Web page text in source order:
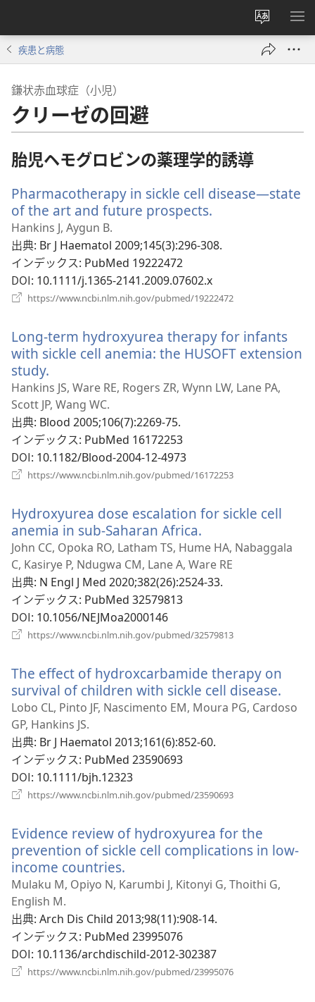
サ
イ
ト
を
メ
を
疾患と病態
鎌状赤血球症（小児）
クリーゼの回避
胎児ヘモグロビンの薬理学的誘導
Pharmacotherapy in sickle cell disease—state
of the art and future prospects.
い
で
く）
Hankins J, Aygun B.
出典‎: Br J Haematol 2009;145(3):296-308.
インデックス‎: PubMed 19222472
DOI‎: 10.1111/j.1365-2141.2009.07602.x
https://www.ncbi.nlm.nih.gov/pubmed/19222472
タ
ブ
で
く）
Long-term hydroxyurea therapy for infants
with sickle cell anemia: the HUSOFT extension
study.
し
い
タ
ブ
で
開
Hankins JS, Ware RE, Rogers ZR, Wynn LW, Lane PA,
Scott JP, Wang WC.
出典‎: Blood 2005;106(7):2269-75.
インデックス‎: PubMed 16172253
DOI‎: 10.1182/Blood-2004-12-4973
https://www.ncbi.nlm.nih.gov/pubmed/16172253
タ
開
Hydroxyurea dose escalation for sickle cell
anemia in sub-Saharan Africa.
し
い
タ
開
John CC, Opoka RO, Latham TS, Hume HA, Nabaggala
C, Kasirye P, Ndugwa CM, Lane A, Ware RE
出典‎: N Engl J Med 2020;382(26):2524-33.
インデックス‎: PubMed 32579813
DOI‎: 10.1056/NEJMoa2000146
https://www.ncbi.nlm.nih.gov/pubmed/32579813
タ
ブ
で
開
The effect of hydroxcarbamide therapy on
survival of children with sickle cell disease.
し
Lobo CL, Pinto JF, Nascimento EM, Moura PG, Cardoso
GP, Hankins JS.
出典‎: Br J Haematol 2013;161(6):852-60.
インデックス‎: PubMed 23590693
DOI‎: 10.1111/bjh.12323
https://www.ncbi.nlm.nih.gov/pubmed/23590693
タ
ブ
で
く）
Evidence review of hydroxyurea for the
prevention of sickle cell complications in low-
income countries.
し
タ
ブ
で
開
Mulaku M, Opiyo N, Karumbi J, Kitonyi G, Thoithi G,
English M.
出典‎: Arch Dis Child 2013;98(11):908-14.
インデックス‎: PubMed 23995076
DOI‎: 10.1136/archdischild-2012-302387
https://www.ncbi.nlm.nih.gov/pubmed/23995076